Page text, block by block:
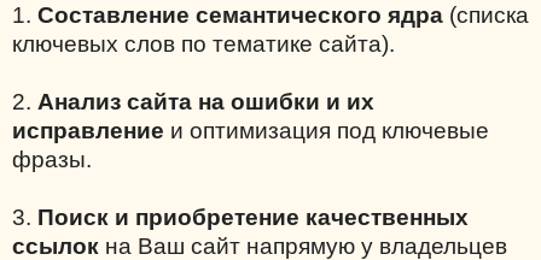
1. Составление семантического ядра (списка
ключевых слов по тематике сайта).
2. Анализ сайта на ошибки и их
исправление и оптимизация под ключевые
фразы.
3. Поиск и приобретение качественных
ссылок на Ваш сайт напрямую у владельцев